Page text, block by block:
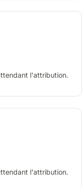
l'attribution.
l'attribution.